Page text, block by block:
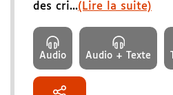
des cri...(Lire la suite)
Audio Audio + Texte